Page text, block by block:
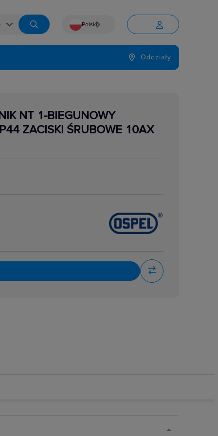
 Polski
Język

Oddziały
NT 1-BIEGUNOWY
ZACISKI ŚRUBOWE 10AX